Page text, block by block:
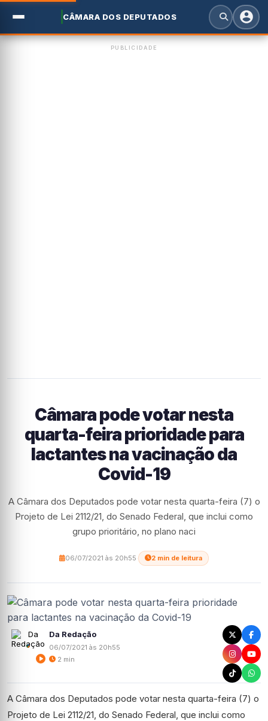
CÂMARA DOS DEPUTADOS
PUBLICIDADE
Câmara pode votar nesta
quarta-feira prioridade para
lactantes na vacinação da
Covid-19
A Câmara dos Deputados pode votar nesta quarta-feira (7) o
Projeto de Lei 2112/21, do Senado Federal, que inclui como
grupo prioritário, no plano naci
06/07/2021 às 20h55 2 min de leitura
Da Redação
06/07/2021 às 20h55
2 min
A Câmara dos Deputados pode votar nesta quarta-feira (7) o
Projeto de Lei 2112/21, do Senado Federal, que inclui como